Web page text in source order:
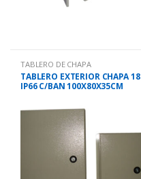
TABLERO DE CHAPA
TABLERO EXTERIOR CHAPA 18
IP66 C/BAN 100X80X35CM